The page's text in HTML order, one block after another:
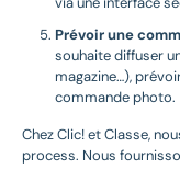
Prévoir une
souhaite diffuser
magazine…),
commande photo.
Chez Clic! et Classe,
process. Nous